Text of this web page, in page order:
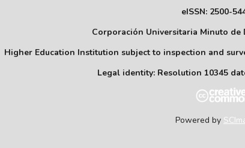
eISSN: 2500-
Corporación Universitaria Minuto de
Higher Education Institution subject to inspection and
Legal identity: Resolution 10345
Powered by